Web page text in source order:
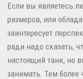
Если вы являетесь
размеров, или
заинтересует
ради надо сказать,
настоящий танк, но
занимать. Тем более